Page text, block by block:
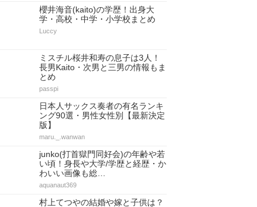
櫻井海音(kaito)の学歴！出身大
学・高校・中学・小学校まとめ
Luccy
ミスチル桜井和寿の息子は3人！
長男Kaito・次男と三男の情報もま
とめ
passpi
日本人サックス奏者の有名ランキ
ング90選・男性女性別【最新決定
版】
maru._.wanwan
junko(打首獄門同好会)の年齢や若
い頃！身長や大学/学歴と経歴・か
わいい画像も総…
aquanaut369
村上てつやの結婚や嫁と子供は？